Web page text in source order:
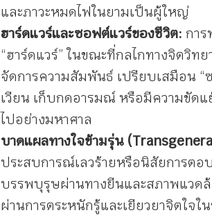
และภาวะหมดไฟในยามเป็นผู้ใหญ่
ฮาร์ดแวร์และซอฟต์แวร์ของชีวิต: การ
“ฮาร์ดแวร์” ในขณะที่กลไกทางจิตวิท
จัดการความสัมพันธ์ เปรียบเสมือน “
เวียน เก็บกดอารมณ์ หรือมีความขัด
ไปอย่างมหาศาล
บาดแผลทางใจข้ามรุ่น
ประสบการณ์เลวร้ายหรือนิสัยการตอ
บรรพบุรุษผ่านทางยีนและสภาพแวด
ผ่านการตระหนักรู้และเยียวยาจิตใจใ